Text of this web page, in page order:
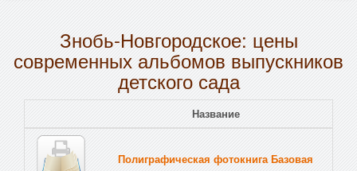
Знобь-Новгородское: цены
современных альбомов выпускников
детского сада
Название
Полиграфическая фотокнига Базовая